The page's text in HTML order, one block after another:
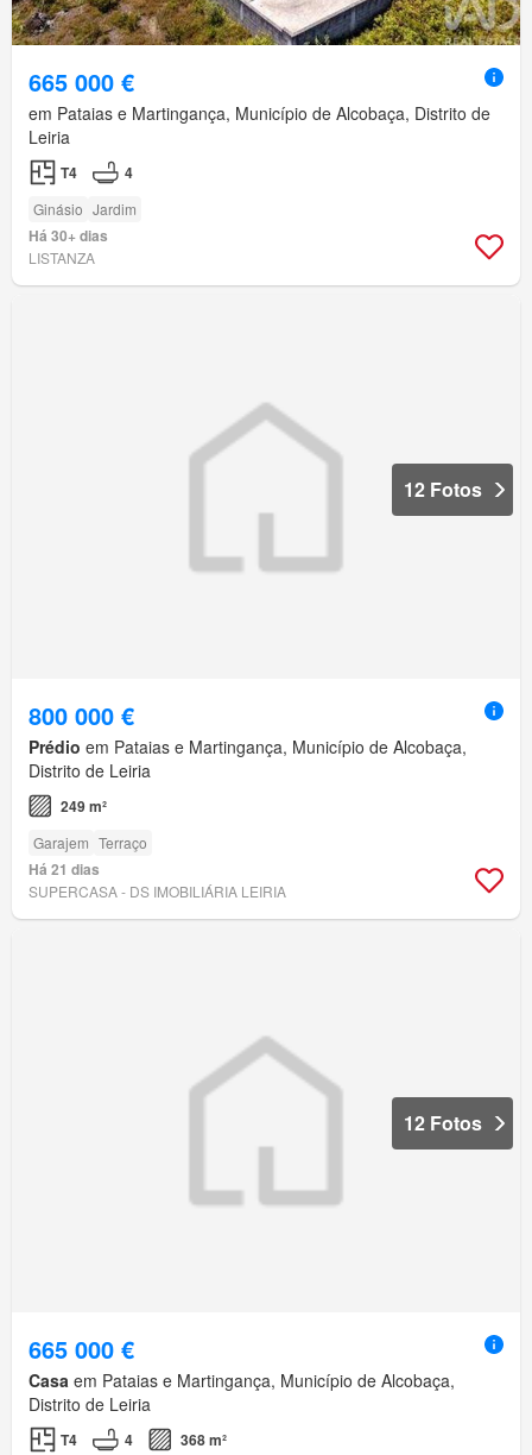
665 000 €
em Pataias e Martingança, Município de Alcobaça, Distrito de
Leiria
T4 4
Ginásio Jardim
Há 30+ dias
LISTANZA
12 Fotos
800 000 €
Prédio em Pataias e Martingança, Município de Alcobaça,
Distrito de Leiria
249 m²
Garajem Terraço
Há 21 dias
SUPERCASA - DS IMOBILIÁRIA LEIRIA
12 Fotos
665 000 €
Casa em Pataias e Martingança, Município de Alcobaça,
Distrito de Leiria
T4 4 368 m²